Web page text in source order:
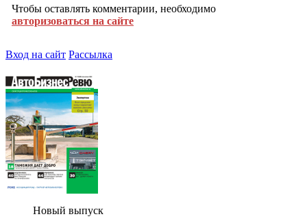
Чтобы оставлять комментарии, необходимо
авторизоваться на сайте
Вход на сайт Рассылка
Новый выпуск